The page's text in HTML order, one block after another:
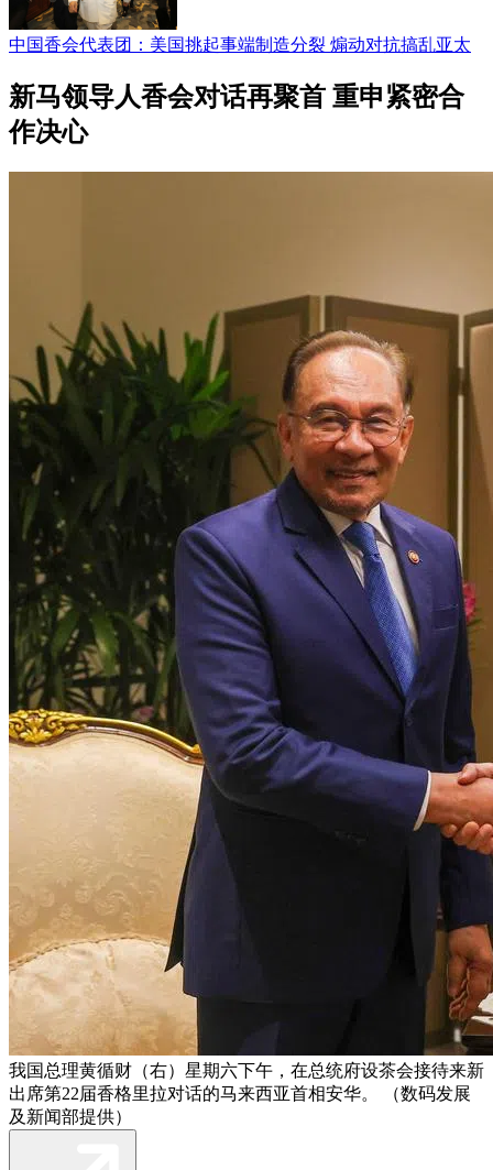
中国香会代表团：美国挑起事端制造分裂 煽动对抗搞乱亚太
新马领导人香会对话再聚首 重申紧密合
作决心
我国总理黄循财（右）星期六下午，在总统府设茶会接待来新
出席第22届香格里拉对话的马来西亚首相安华。 （数码发展
及新闻部提供）